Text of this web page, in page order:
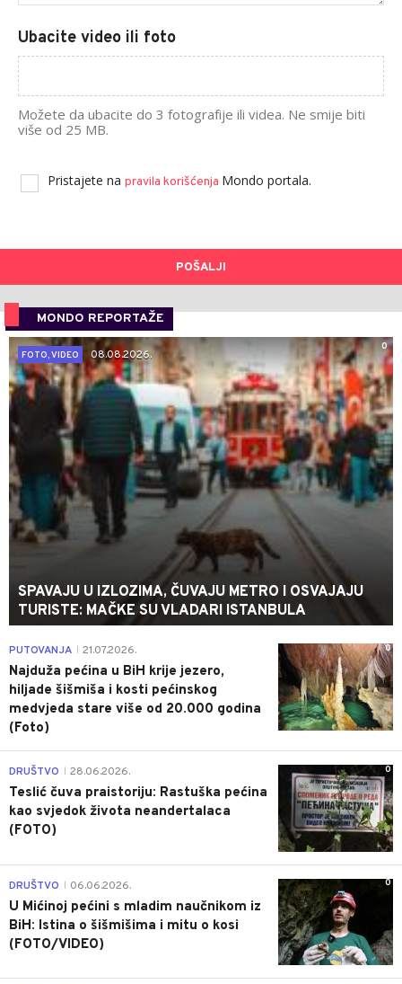
Ubacite video ili foto
Možete da ubacite do 3 fotografije ili videa. Ne smije biti
više od 25 MB.
Pristajete na pravila korišćenja Mondo portala.
POŠALJI
MONDO REPORTAŽE
0
FOTO, VIDEO
08.08.2026.
SPAVAJU U IZLOZIMA, ČUVAJU METRO I OSVAJAJU
TURISTE: MAČKE SU VLADARI ISTANBULA
0
PUTOVANJA 21.07.2026.
Najduža pećina u BiH krije jezero,
hiljade šišmiša i kosti pećinskog
medvjeda stare više od 20.000 godina
(Foto)
0
DRUŠTVO 28.06.2026.
Teslić čuva praistoriju: Rastuška pećina
kao svjedok života neandertalaca
(FOTO)
0
DRUŠTVO 06.06.2026.
U Mićinoj pećini s mladim naučnikom iz
BiH: Istina o šišmišima i mitu o kosi
(FOTO/VIDEO)